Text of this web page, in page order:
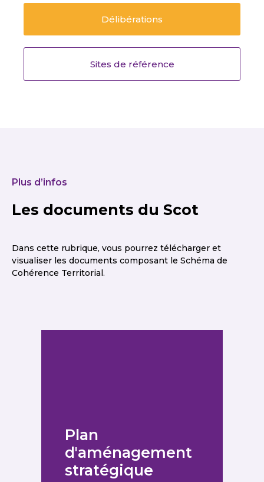
Délibérations
Sites de référence
Plus d’infos
Les documents du Scot
Dans cette rubrique, vous pourrez télécharger et
visualiser les documents composant le Schéma de
Cohérence Territorial.
Plan
d'aménagement
stratégique